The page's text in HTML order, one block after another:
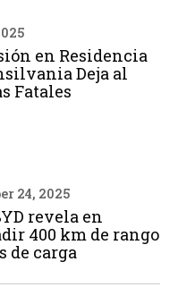
en Residencia
Deja al
Fatales
24, 2025
revela en
400 km de rango
de carga